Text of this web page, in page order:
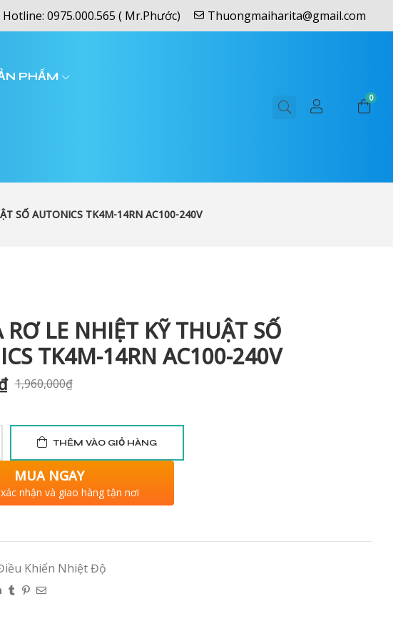
Hotline: 0975.000.565 ( Mr.Phước) Thuongmaiharita@gmail.com
PHẨM
0
SỐ AUTONICS TK4M-14RN AC100-240V
LE NHIỆT KỸ THUẬT SỐ
TK4M-14RN AC100-240V
1,960,000₫
THÊM VÀO GIỎ HÀNG
MUA NGAY
nhận và giao hàng tận nơi
Khiển Nhiệt Độ